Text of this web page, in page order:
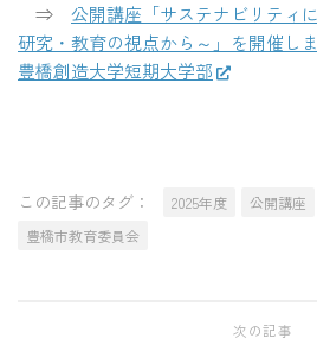
⇒ 公開講座「サステナビリティ
研究・教育の視点から～」を開催し
豊橋創造大学短期大学部
この記事のタグ： 2025年度 公開講座
豊橋市教育委員会
次の記事